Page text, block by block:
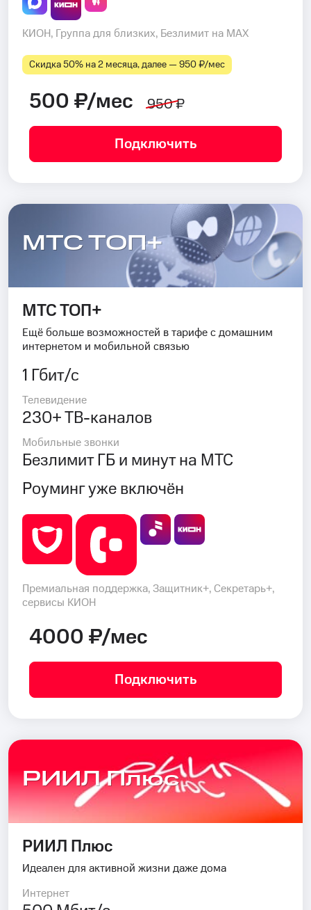
КИОН, Группа для близких, Безлимит на MAX
Скидка 50% на 2 месяца, далее — 950 ₽⁠/⁠мес
500 ₽/мес 950 ₽
Подключить
МТС ТОП+
МТС ТОП+
Ещё больше возможностей в тарифе с домашним
интернетом и мобильной связью
1 Гбит/с
Телевидение
230+ ТВ-каналов
Мобильные звонки
Безлимит ГБ и минут на МТС
Роуминг уже включён
Премиальная поддержка, Защитник+, Секретарь+,
сервисы КИОН
4000 ₽/мес
Подключить
РИИЛ Плюс
РИИЛ Плюс
Идеален для активной жизни даже дома
Интернет